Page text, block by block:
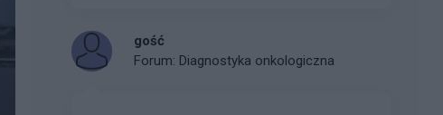
gość
Forum: Diagnostyka onkologiczna